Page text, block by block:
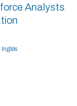
Analysts
Inglés